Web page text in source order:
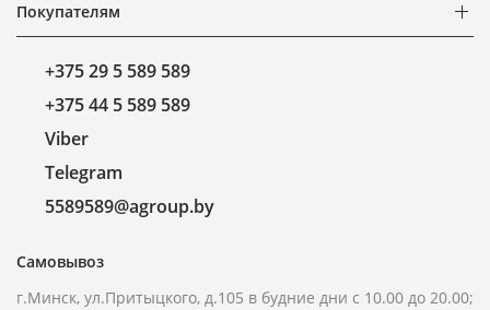
Покупателям
+375 29 5 589 589
+375 44 5 589 589
Viber
Telegram
5589589@agroup.by
Самовывоз
г.Минск, ул.Притыцкого, д.105 в будние дни с 10.00 до 20.00;